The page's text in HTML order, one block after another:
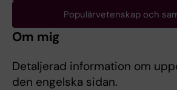
Populärvetenskap och
Om mig
Detaljerad information om
den engelska sidan.